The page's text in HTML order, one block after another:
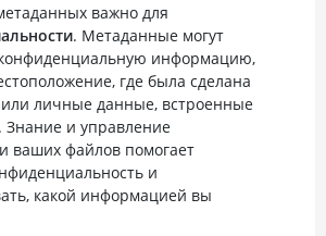
важно для
. Метаданные могут
информацию,
где была сделана
личные данные, встроенные
Знание и управление
ваших файлов помогает
и
какой информацией вы